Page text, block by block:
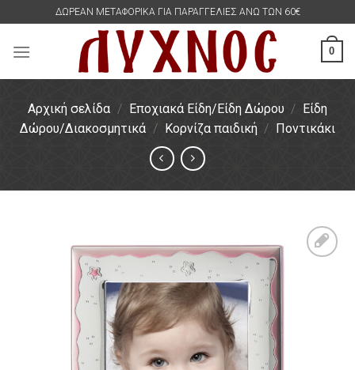
content
ΔΩΡΕΑΝ ΜΕΤΑΦΟΡΙΚΑ ΓΙΑ ΠΑΡΑΓΓΕΛΙΕΣ ΑΝΩ ΤΩΝ 60€
0
Αρχική σελίδα / Εποχιακά Είδη/Είδη Δώρου / Είδη
Δώρου/Διακοσμητικά / Κορνίζα παιδική / Ποντικάκι